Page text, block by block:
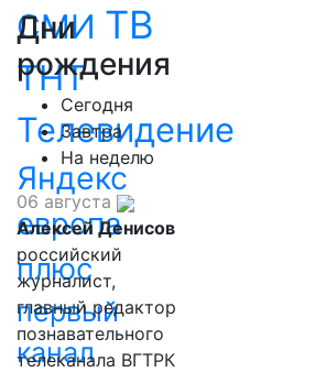
СМИ ТВ
ТНТ
Телевидение
Яндекс
европа
плюс
первый
канал
Дни
рождения
Сегодня
Завтра
На неделю
06 августа
Алексей Денисов
российский
журналист,
главный редактор
познавательного
телеканала ВГТРК